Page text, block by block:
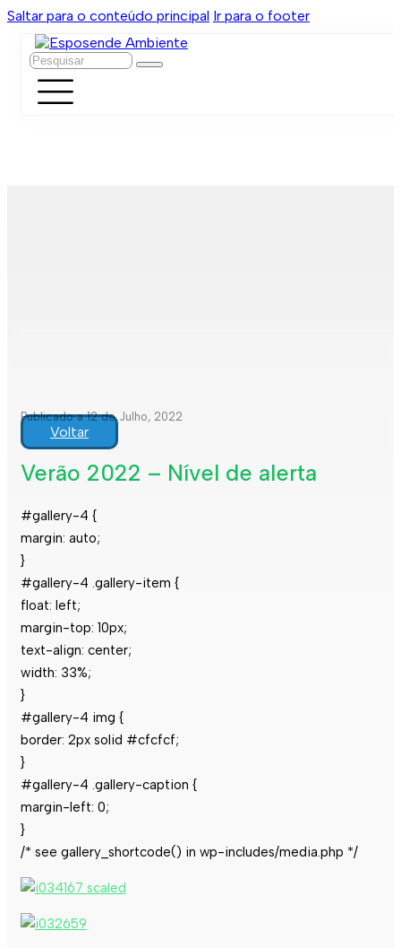
Saltar para o conteúdo principal Ir para o footer
Pesquisar
Publicado a 12 de Julho, 2022
Voltar
Verão 2022 – Nível de alerta
#gallery-4 {
margin: auto;
}
#gallery-4 .gallery-item {
float: left;
margin-top: 10px;
text-align: center;
width: 33%;
}
#gallery-4 img {
border: 2px solid #cfcfcf;
}
#gallery-4 .gallery-caption {
margin-left: 0;
}
/* see gallery_shortcode() in wp-includes/media.php */